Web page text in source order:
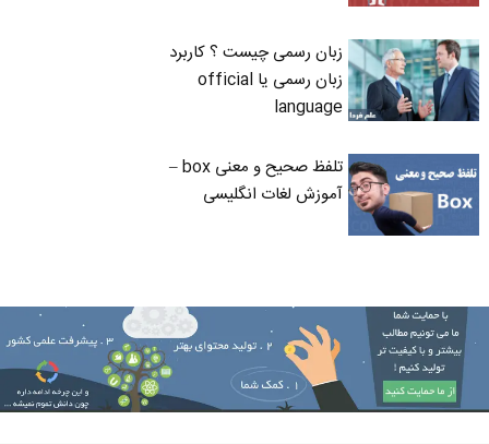
زبان رسمی چیست ؟ کاربرد
زبان رسمی یا official
language
تلفظ صحیح و معنی box –
آموزش لغات انگلیسی